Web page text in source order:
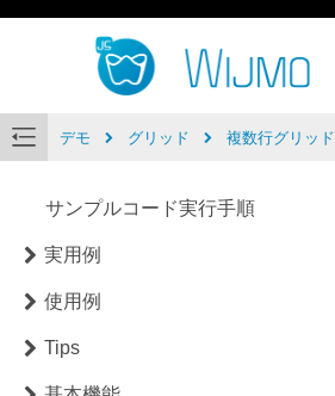
デモ グリッド 複数行グリッド
サンプルコード実行手順
実用例
使用例
Tips